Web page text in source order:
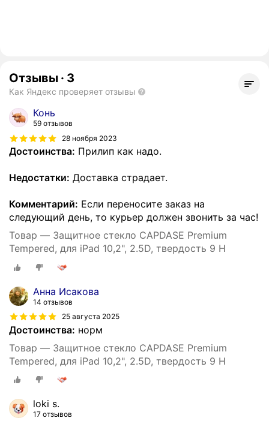
Отзывы · 3
Как Яндекс проверяет отзывы
Конь
59 отзывов
28 ноября 2023
Достоинства: Прилип как надо.
Недостатки: Доставка страдает.
Комментарий: Если переносите заказ на
следующий день, то курьер должен звонить за час!
Товар — Защитное стекло CAPDASE Premium
Tempered, для iPad 10,2", 2.5D, твердость 9 Н
Анна Исакова
14 отзывов
25 августа 2025
Достоинства: норм
Товар — Защитное стекло CAPDASE Premium
Tempered, для iPad 10,2", 2.5D, твердость 9 Н
loki s.
17 отзывов